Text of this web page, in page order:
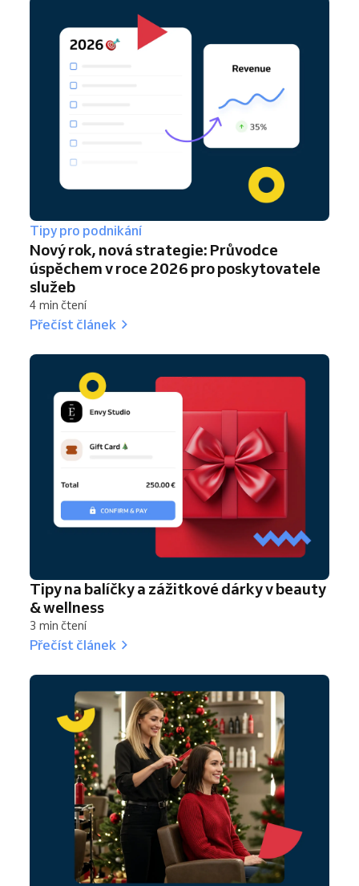
Tipy pro podnikání
Nový rok, nová strategie: Průvodce
úspěchem v roce 2026 pro poskytovatele
služeb
4 min čtení
Přečíst článek
Tipy na balíčky a zážitkové dárky v beauty
& wellness
3 min čtení
Přečíst článek